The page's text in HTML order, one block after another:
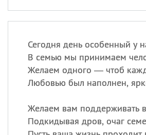
Сегодня день особенный у
В семью мы принимаем
Желаем одного — чтоб
Любовью был наполнен,
Желаем вам поддерживать
Подкидывая дров, очаг